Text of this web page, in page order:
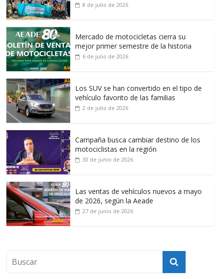
8 de julio de 2026
Mercado de motocicletas cierra su
mejor primer semestre de la historia
6 de julio de 2026
Los SUV se han convertido en el tipo de
vehículo favorito de las familias
2 de julio de 2026
Campaña busca cambiar destino de los
motociclistas en la región
30 de junio de 2026
Las ventas de vehículos nuevos a mayo
de 2026, según la Aeade
27 de junio de 2026